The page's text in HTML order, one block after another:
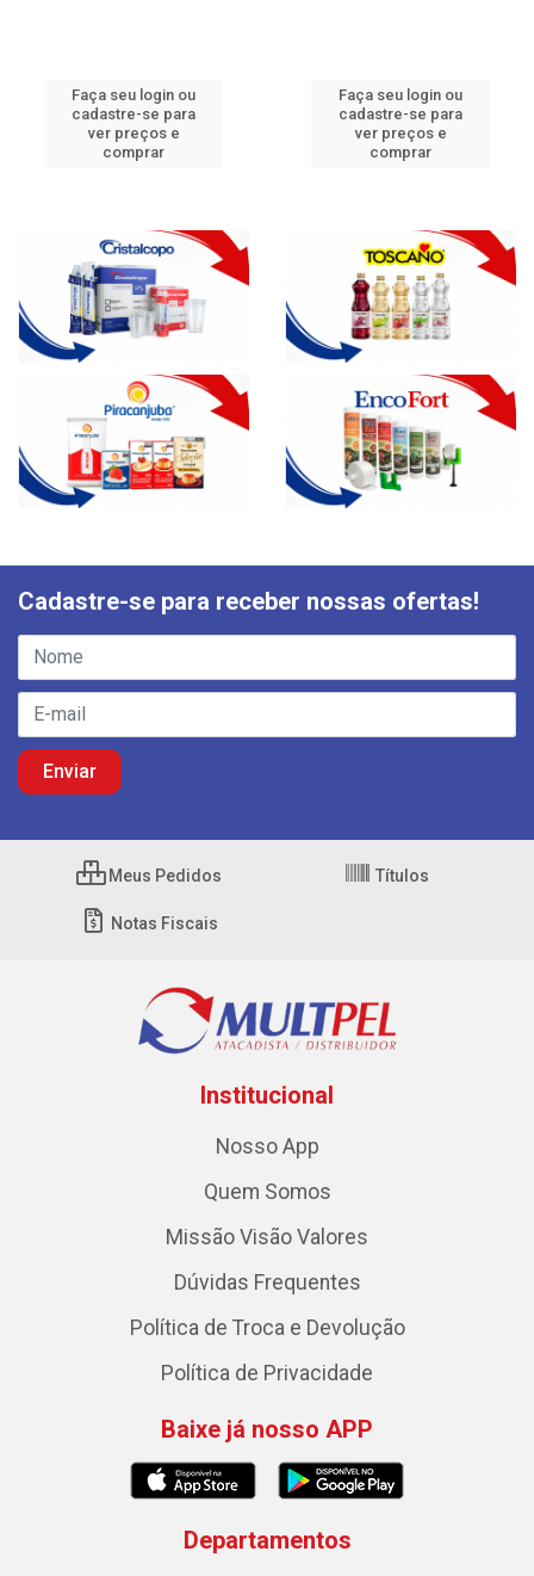
Faça seu login ou
cadastre-se para
ver preços e
comprar
Faça seu login ou
cadastre-se para
ver preços e
comprar
Cadastre-se para receber nossas ofertas!
Meus Pedidos Títulos
Notas Fiscais
Institucional
Nosso App
Quem Somos
Missão Visão Valores
Dúvidas Frequentes
Política de Troca e Devolução
Política de Privacidade
Baixe já nosso APP
Departamentos